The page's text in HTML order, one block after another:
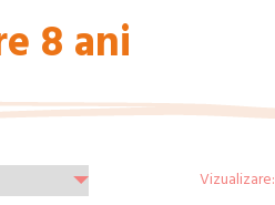
8 ani
Vizualizare: